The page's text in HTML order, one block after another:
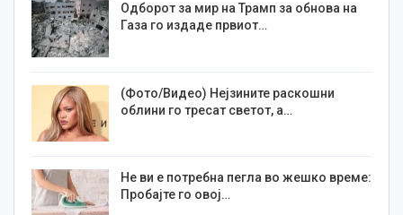
Одборот за мир на Трамп за обнова на
Газа го издаде првиот…
(Фото/Видео) Нејзините раскошни
облини го тресат светот, а…
Не ви е потребна пегла во жешко време:
Пробајте го овој…